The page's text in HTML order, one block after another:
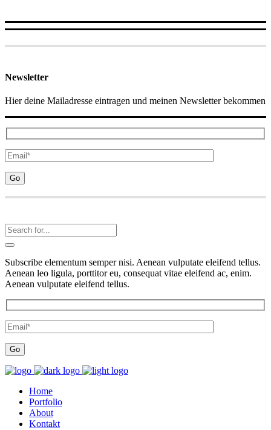
Newsletter
Hier deine Mailadresse eintragen und meinen Newsletter bekommen
Subscribe elementum semper nisi. Aenean vulputate eleifend tellus.
Aenean leo ligula, porttitor eu, consequat vitae eleifend ac, enim.
Aenean vulputate eleifend tellus.
Home
Portfolio
About
Kontakt